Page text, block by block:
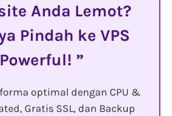
Anda Lemot?
Pindah ke VPS
Powerful!
optimal dengan CPU &
Gratis SSL, dan Backup